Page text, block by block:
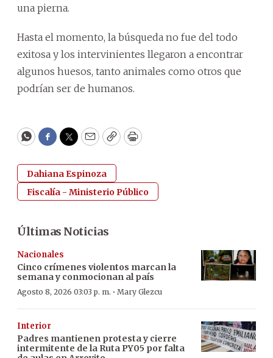
una pierna.
Hasta el momento, la búsqueda no fue del todo
exitosa y los intervinientes llegaron a encontrar
algunos huesos, tanto animales como otros que
podrían ser de humanos.
WhatsApp
Facebook
Twitter
EmailCopyPrint
Dahiana Espinoza
Fiscalía - Ministerio Público
Últimas Noticias
Nacionales
Cinco crímenes violentos marcan la
semana y conmocionan al país
Agosto 8, 2026 03:03 p. m. · Mary Glezcu
Interior
Padres mantienen protesta y cierre
intermitente de la Ruta PY05 por falta